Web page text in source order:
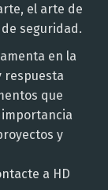
el arte de
seguridad.
en la
respuesta
que
y
a HD